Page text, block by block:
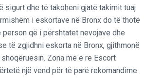
sigurt dhe të takoheni gjatë takimit tuaj
i eskortave në Bronx do të thotë
person që i përshtatet nevojave dhe
të zgjidhni eskorta në Bronx, gjithmonë
Zona më e re Escort
një vend për të parë rekomandime